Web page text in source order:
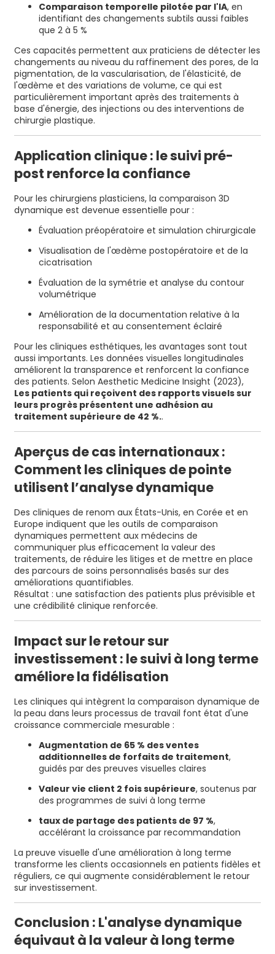
Comparaison temporelle pilotée par l'IA, en
identifiant des changements subtils aussi faibles
que 2 à 5 %
Ces capacités permettent aux praticiens de détecter les
changements au niveau du raffinement des pores, de la
pigmentation, de la vascularisation, de l'élasticité, de
l'œdème et des variations de volume, ce qui est
particulièrement important après des traitements à
base d'énergie, des injections ou des interventions de
chirurgie plastique.
Application clinique : le suivi pré-
post renforce la confiance
Pour les chirurgiens plasticiens, la comparaison 3D
dynamique est devenue essentielle pour :
Évaluation préopératoire et simulation chirurgicale
Visualisation de l'œdème postopératoire et de la
cicatrisation
Évaluation de la symétrie et analyse du contour
volumétrique
Amélioration de la documentation relative à la
responsabilité et au consentement éclairé
Pour les cliniques esthétiques, les avantages sont tout
aussi importants. Les données visuelles longitudinales
améliorent la transparence et renforcent la confiance
des patients. Selon Aesthetic Medicine Insight (2023),
Les patients qui reçoivent des rapports visuels sur
leurs progrès présentent une adhésion au
traitement supérieure de 42 %..
Aperçus de cas internationaux :
Comment les cliniques de pointe
utilisent l’analyse dynamique
Des cliniques de renom aux États-Unis, en Corée et en
Europe indiquent que les outils de comparaison
dynamiques permettent aux médecins de
communiquer plus efficacement la valeur des
traitements, de réduire les litiges et de mettre en place
des parcours de soins personnalisés basés sur des
améliorations quantifiables.
Résultat : une satisfaction des patients plus prévisible et
une crédibilité clinique renforcée.
Impact sur le retour sur
investissement : le suivi à long terme
améliore la fidélisation
Les cliniques qui intègrent la comparaison dynamique de
la peau dans leurs processus de travail font état d'une
croissance commerciale mesurable :
Augmentation de 65 % des ventes
additionnelles de forfaits de traitement,
guidés par des preuves visuelles claires
Valeur vie client 2 fois supérieure, soutenus par
des programmes de suivi à long terme
taux de partage des patients de 97 %,
accélérant la croissance par recommandation
La preuve visuelle d'une amélioration à long terme
transforme les clients occasionnels en patients fidèles et
réguliers, ce qui augmente considérablement le retour
sur investissement.
Conclusion : L'analyse dynamique
équivaut à la valeur à long terme